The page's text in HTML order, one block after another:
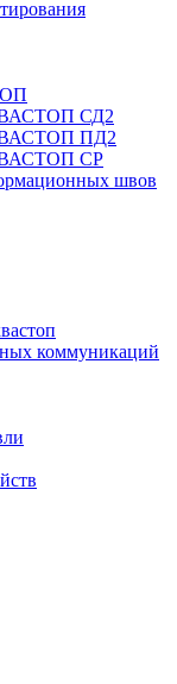
СД2
ПД2
СР
швов
коммуникаций